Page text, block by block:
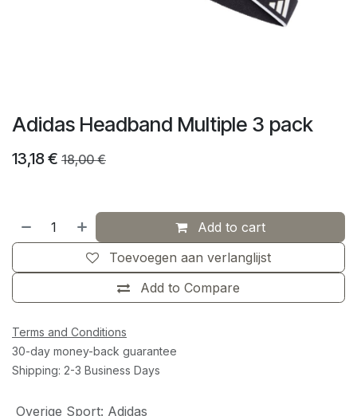
Adidas Headband Multiple 3 pack
13,18€ 18,00€
Add to cart
Add to Compare
Toevoegen aan verlanglijst
Terms and Conditions
30-day money-back guarantee
Shipping: 2-3 Business Days
Overige Sport: Adidas